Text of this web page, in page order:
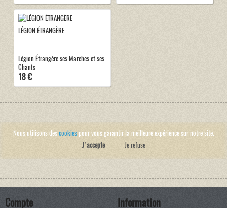
LÉGION ÉTRANGÈRE
Légion Étrangère ses Marches et ses
Chants
18 €
Nous utilisons descookiespour vous garantir la meilleure expérience sur notre site.
J'accepte
Je refuse
Compte Information